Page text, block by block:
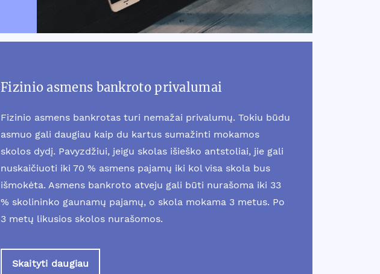
Fizinio asmens bankroto privalumai
Fizinio asmens bankrotas turi nemažai privalumų. Tokiu būdu
asmuo gali daugiau kaip du kartus sumažinti mokamos
skolos dydį. Pavyzdžiui, jeigu skolas išieško antstoliai, jie gali
nuskaičiuoti iki 70 % asmens pajamų iki kol visa skola bus
išmokėta. Asmens bankroto atveju gali būti nurašoma iki 33
% skolininko gaunamų pajamų, o skola mokama 3 metus. Po
3 metų likusios skolos nurašomos.
Skaityti daugiau